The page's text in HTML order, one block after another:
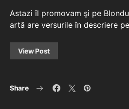
Astazi îl promovam şi pe
artă are versurile în descriere
View Post
Share